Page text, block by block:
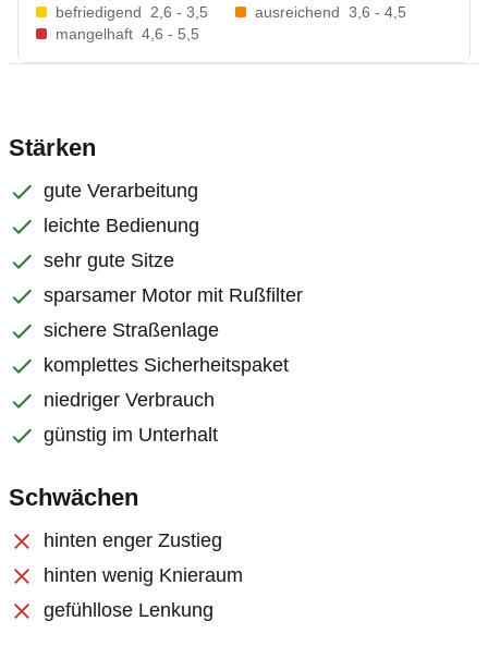
befriedigend
2,6 - 3,5 ausreichend 3,6 - 4,5
mangelhaft 4,6 - 5,5
Stärken
gute Verarbeitung
leichte Bedienung
sehr gute Sitze
sparsamer Motor mit Rußfilter
sichere Straßenlage
komplettes Sicherheitspaket
niedriger Verbrauch
günstig im Unterhalt
Schwächen
hinten enger Zustieg
hinten wenig Knieraum
gefühllose Lenkung